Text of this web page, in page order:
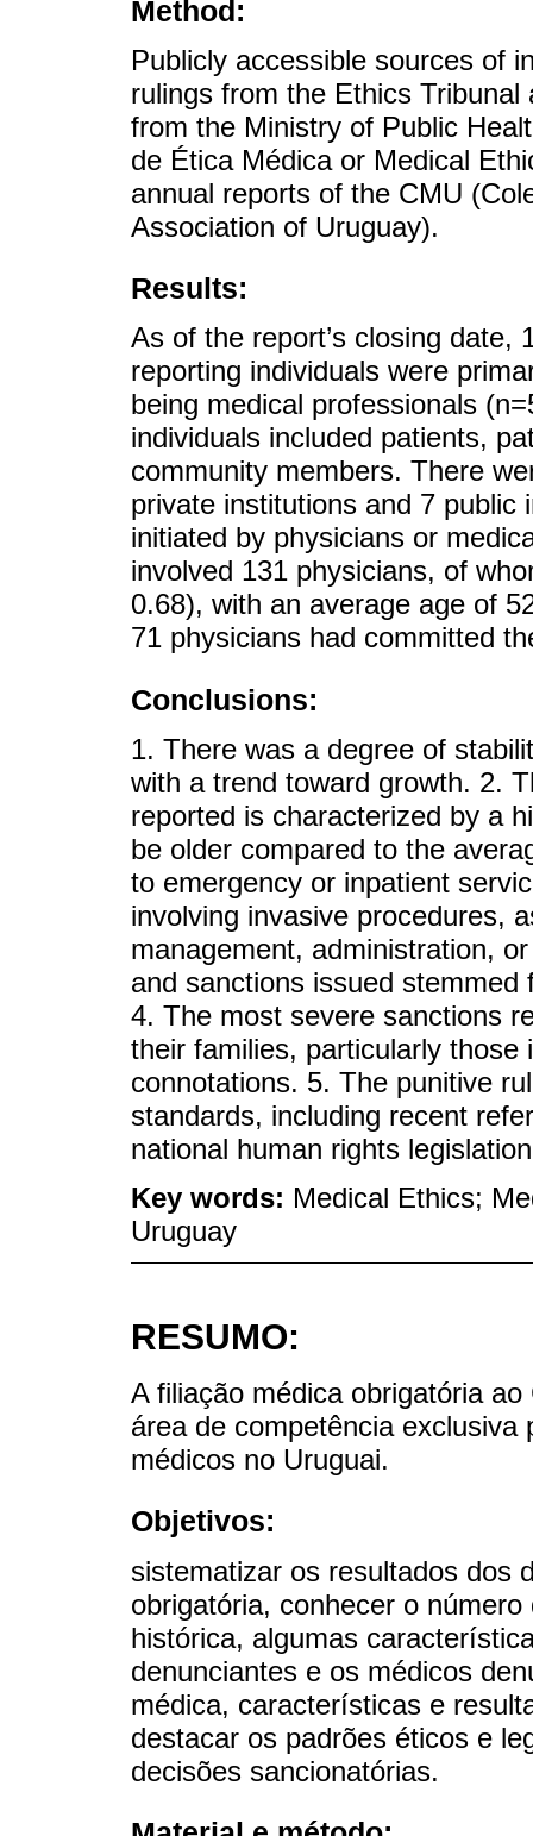
Method:
Publicly accessible sources of
rulings from the Ethics
from the Ministry of Public
de Ética Médica or Medical
annual reports of the CMU
Association of Uruguay).
Results:
As of the report’s closing date,
reporting individuals were
being medical professionals
individuals included patients,
community members. There
private institutions and 7
initiated by physicians or
involved 131 physicians, of
0.68), with an average age of
71 physicians had committed
Conclusions:
1. There was a degree of
with a trend toward growth. 2.
reported is characterized by a
be older compared to the
to emergency or inpatient
involving invasive procedures,
management, administration,
and sanctions issued
4. The most severe sanctions
their families, particularly
connotations. 5. The punitive
standards, including recent
national human rights
Key words: Medical Ethics;
Uruguay
RESUMO:
A filiação médica obrigatória
área de competência exclusiva
médicos no Uruguai.
Objetivos:
sistematizar os resultados dos
obrigatória, conhecer o
histórica, algumas
denunciantes e os médicos
médica, características e
destacar os padrões éticos e
decisões sancionatórias.